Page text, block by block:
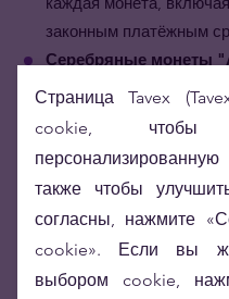
законным платёжным
Серебряные монеты
Кролика" - редкие.
монетой серии Lunar III
коллекции. Каждая из
Не упустите шанс
сегодня.
Серебряные монеты
Кролика" имеют
Uncirculated.Чеканка
Страница Tavex
cookie, чтобы
также чтобы
согласны, нажмите
cookie». Если вы
выбором cookie,